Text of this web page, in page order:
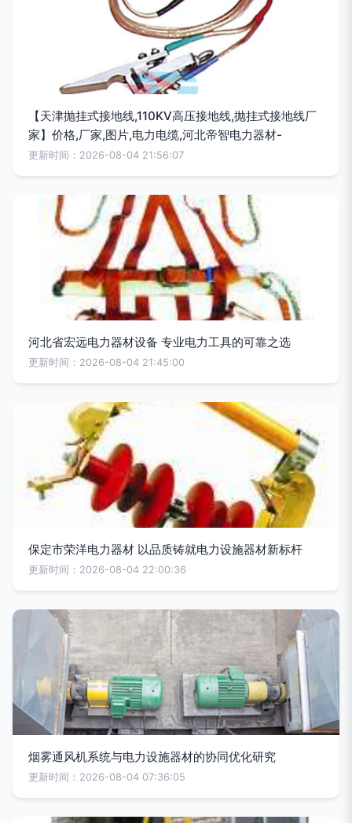
【天津抛挂式接地线,110KV高压接地线,抛挂式接地线厂
家】价格,厂家,图片,电力电缆,河北帝智电力器材-
更新时间：2026-08-04 21:56:07
河北省宏远电力器材设备 专业电力工具的可靠之选
更新时间：2026-08-04 21:45:00
保定市荣洋电力器材 以品质铸就电力设施器材新标杆
更新时间：2026-08-04 22:00:36
烟雾通风机系统与电力设施器材的协同优化研究
更新时间：2026-08-04 07:36:05